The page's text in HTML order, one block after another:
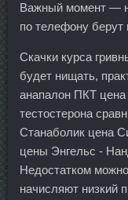
Важный момент —
по телефону
Скачки курса
будет нищать,
анапалон ПКТ цена
тестостерона
Станаболик цена
цены Энгельс -
Недостатком
начисляют низкий